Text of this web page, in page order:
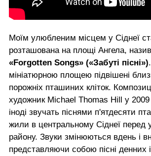
Моїм улюбленим місцем у Сіднеї
розташована на площі Ангела,
«Forgotten Songs» («Забуті пісні»)
мініатюрною площею підвішені
порожніх пташиних кліток.
художник Michael Thomas Hill у 2009
іноді звучать піснями п'ятдесяти
жили в центральному Сіднеї перед
району. Звуки змінюються вдень і
представляючи собою пісні денних і